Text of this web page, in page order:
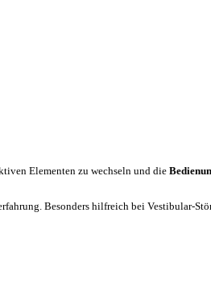
Elementen zu wechseln und die
Besonders hilfreich bei Vestibular-